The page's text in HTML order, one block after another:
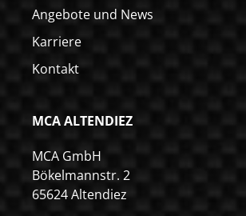
Angebote und News
Karriere
Kontakt
MCA ALTENDIEZ
MCA GmbH
Bökelmannstr. 2
65624 Altendiez